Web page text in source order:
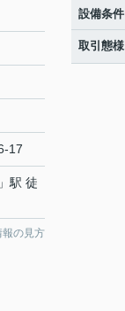
17
駅 徒
報の見方
設備条件
取引態様